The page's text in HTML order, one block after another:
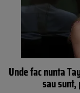
Unde fac nunta
sau